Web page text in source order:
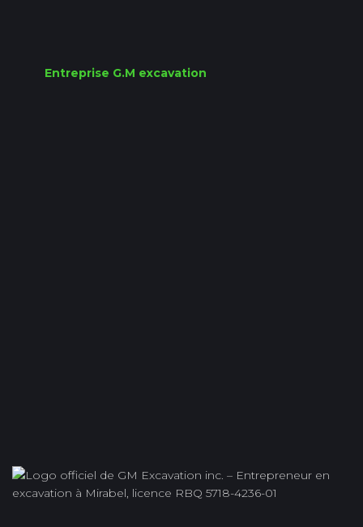
Entreprise G.M excavation